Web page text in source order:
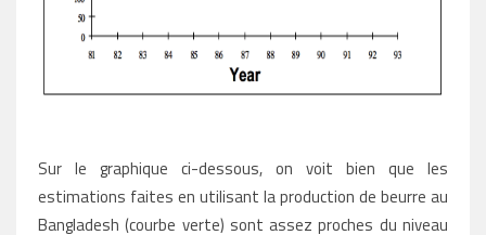
Sur le graphique ci-dessous, on voit bien que les
estimations faites en utilisant la production de beurre au
Bangladesh (courbe verte) sont assez proches du niveau